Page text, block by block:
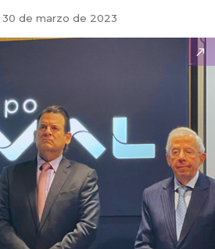
30 de marzo de 2023